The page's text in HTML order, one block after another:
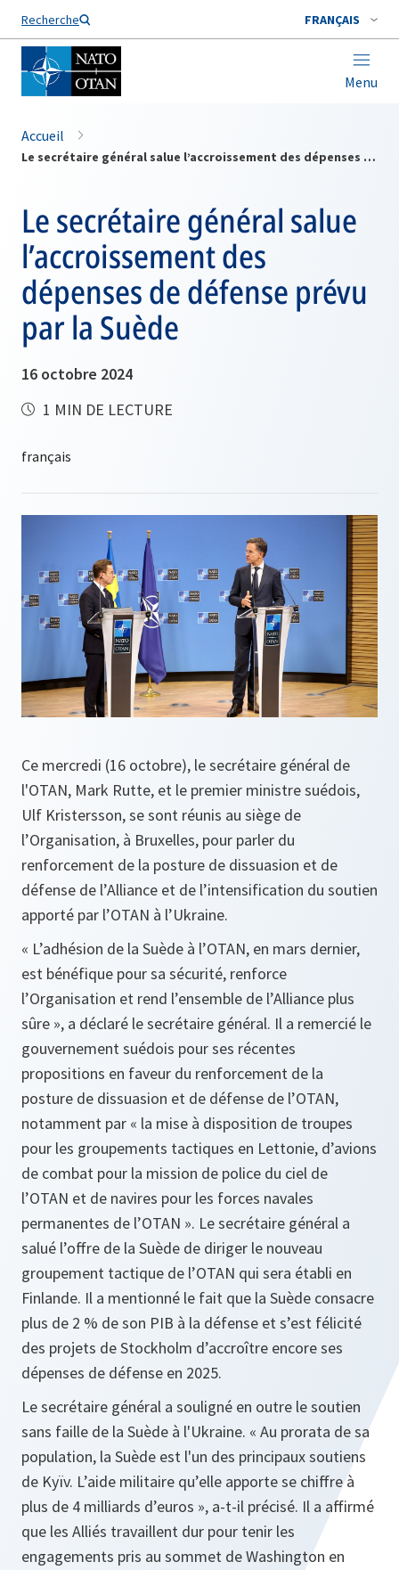
Recherche FRANÇAIS
Menu
Nom de famille*
Accueil
Le secrétaire général salue l’accroissement des dépenses de défense prévu par la Suède
Le secrétaire général salue
l’accroissement des
dépenses de défense prévu
par la Suède
16 octobre 2024
1 MIN DE LECTURE
Ce mercredi (16 octobre), le secrétaire général de
l'OTAN, Mark Rutte, et le premier ministre suédois,
Ulf Kristersson, se sont réunis au siège de
l’Organisation, à Bruxelles, pour parler du
renforcement de la posture de dissuasion et de
défense de l’Alliance et de l’intensification du soutien
apporté par l’OTAN à l’Ukraine.
« L’adhésion de la Suède à l’OTAN, en mars dernier,
est bénéfique pour sa sécurité, renforce
l’Organisation et rend l’ensemble de l’Alliance plus
sûre », a déclaré le secrétaire général. Il a remercié le
gouvernement suédois pour ses récentes
propositions en faveur du renforcement de la
posture de dissuasion et de défense de l’OTAN,
notamment par « la mise à disposition de troupes
pour les groupements tactiques en Lettonie, d’avions
de combat pour la mission de police du ciel de
l’OTAN et de navires pour les forces navales
permanentes de l’OTAN ». Le secrétaire général a
salué l’offre de la Suède de diriger le nouveau
groupement tactique de l’OTAN qui sera établi en
Finlande. Il a mentionné le fait que la Suède consacre
plus de 2 % de son PIB à la défense et s’est félicité
des projets de Stockholm d’accroître encore ses
dépenses de défense en 2025.
Le secrétaire général a souligné en outre le soutien
sans faille de la Suède à l'Ukraine. « Au prorata de sa
population, la Suède est l'un des principaux soutiens
de Kyïv. L’aide militaire qu’elle apporte se chiffre à
plus de 4 milliards d’euros », a-t-il précisé. Il a affirmé
que les Alliés travaillent dur pour tenir les
engagements pris au sommet de Washington en